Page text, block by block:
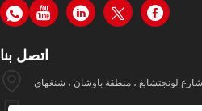
اتصل بنا